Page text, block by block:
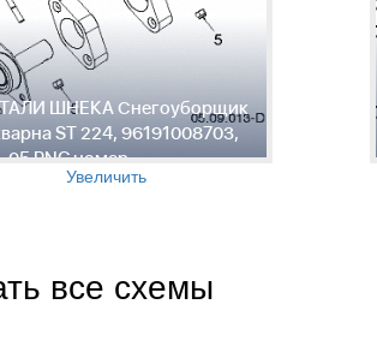
ШНЕКА Снегоуборщик
ST 224, 96191008703,
05 PNC номер
Увеличить
все схемы